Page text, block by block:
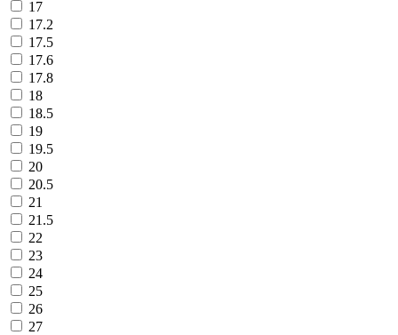
17
17.2
17.5
17.6
17.8
18
18.5
19
19.5
20
20.5
21
21.5
22
23
24
25
26
27